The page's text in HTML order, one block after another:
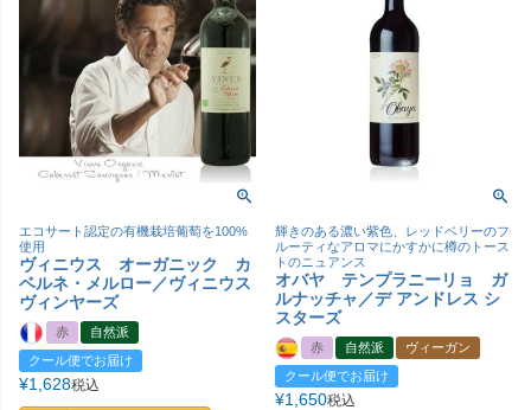
エコサート認定の有機栽培葡萄を100%
使用
ヴィニウス オーガニック カ
ベルネ・メルロー／ヴィニウス
ヴィンヤーズ
赤
自然派
クール便でお届け
¥1,628税込
輝きのある濃い紫色、レッドベリーのフ
ルーティなアロマにかすかに樽のトース
トのニュアンス
オバヤ テンプラニーリョ ガ
ルナッチャ／デ アンドレス シ
スターズ
赤 自然派
ヴィーガン
クール便でお届け
¥1,650税込